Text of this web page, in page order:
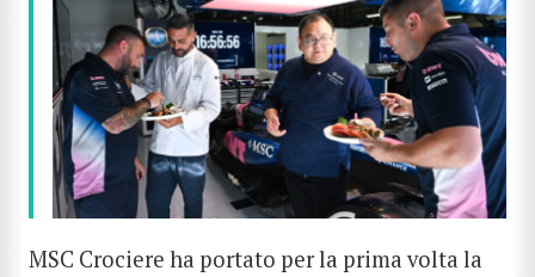
MSC Crociere ha portato per la prima volta la